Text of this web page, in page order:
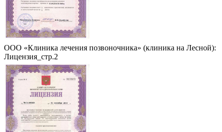
ООО «Клиника лечения позвоночника» (клиника на Лесной):
Лицензия_стр.2